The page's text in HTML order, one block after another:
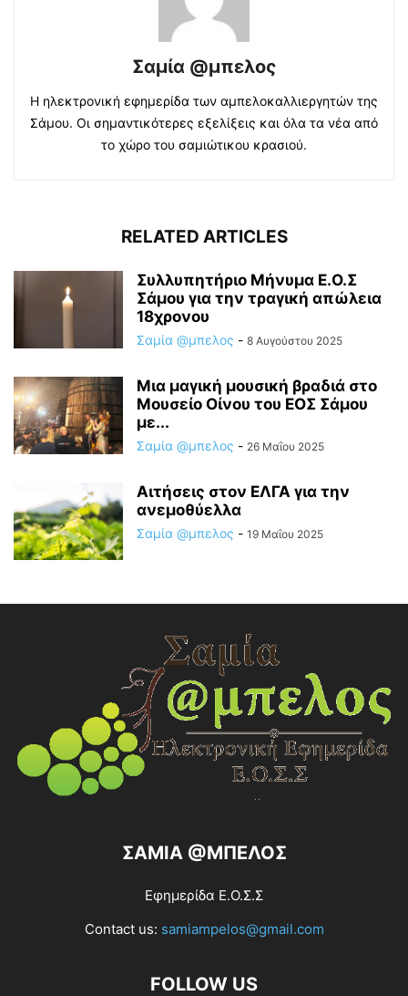
Σαμία @μπελος
Η ηλεκτρονική εφημερίδα των αμπελοκαλλιεργητών της
Σάμου. Οι σημαντικότερες εξελίξεις και όλα τα νέα από
το χώρο του σαμιώτικου κρασιού.
RELATED ARTICLES
Συλλυπητήριο Μήνυμα Ε.Ο.Σ
Σάμου για την τραγική απώλεια
18χρονου
Σαμία @μπελος - 8 Αυγούστου 2025
Μια μαγική μουσική βραδιά στο
Μουσείο Οίνου του ΕΟΣ Σάμου
με...
Σαμία @μπελος - 26 Μαΐου 2025
Αιτήσεις στον ΕΛΓΑ για την
ανεμοθύελλα
Σαμία @μπελος - 19 Μαΐου 2025
ΣΑΜΙΑ @ΜΠΕΛΟΣ
Εφημερίδα Ε.Ο.Σ.Σ
Contact us: samiampelos@gmail.com
FOLLOW US